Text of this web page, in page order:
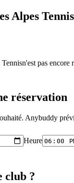
Alpes Tennis
n'est pas encore
réservation
Anybuddy
Heure
club ?